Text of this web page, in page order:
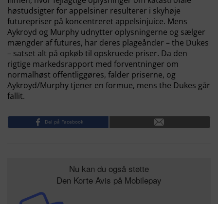
høstudsigter for appelsiner resulterer i skyhøje
futurepriser på koncentreret appelsinjuice. Mens
Aykroyd og Murphy udnytter oplysningerne og sælger
mængder af futures, har deres plageånder – the Dukes
– satset alt på opkøb til opskruede priser. Da den
rigtige markedsrapport med forventninger om
normalhøst offentliggøres, falder priserne, og
Aykroyd/Murphy tjener en formue, mens the Dukes går
fallit.
Del på Facebook
Nu kan du også støtte
Den Korte Avis på Mobilepay